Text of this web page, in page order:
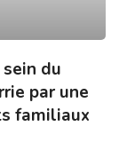
du
par une
familiaux